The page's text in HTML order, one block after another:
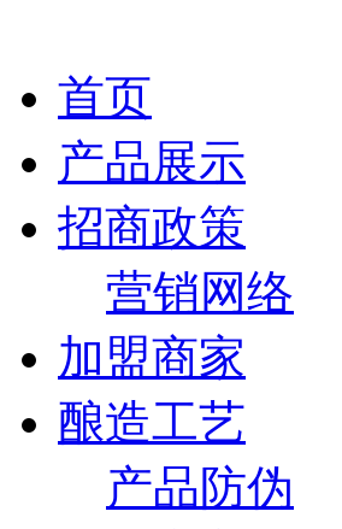
首页
产品展示
招商政策
营销网络
加盟商家
酿造工艺
产品防伪